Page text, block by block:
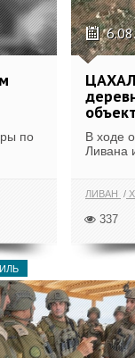
по
В ходе
Ливана
ЛИВАН
337